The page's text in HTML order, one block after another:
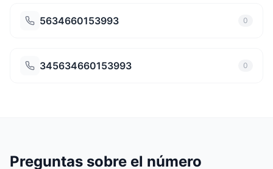
5634660153993 0
345634660153993 0
Preguntas sobre el número